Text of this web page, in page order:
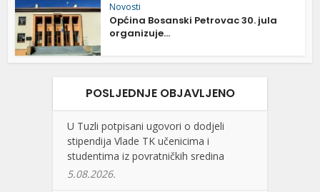
Novosti
Općina Bosanski Petrovac 30. jula
organizuje...
POSLJEDNJE OBJAVLJENO
U Tuzli potpisani ugovori o dodjeli
stipendija Vlade TK učenicima i
studentima iz povratničkih sredina
5.08.2026.